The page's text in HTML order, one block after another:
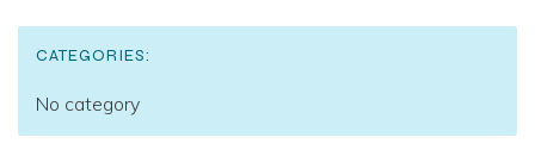
CATEGORIES:
No category